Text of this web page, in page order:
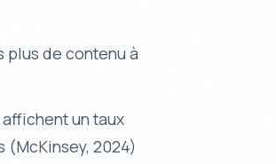
plus de contenu à
un taux
2024)